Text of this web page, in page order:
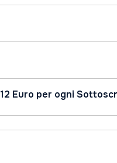
12 Euro per ogni